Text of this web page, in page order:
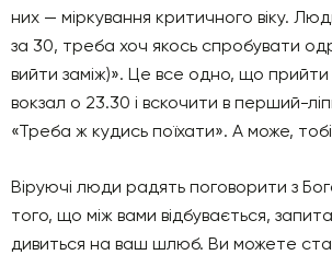
них — міркування критичного віку.
за 30, треба хоч якось спробувати
вийти заміж)». Це все одно, що
вокзал о 23.30 і вскочити в перший-
«Треба ж кудись поїхати». А може,
Віруючі люди радять поговорити з
того, що між вами відбувається,
дивиться на ваш шлюб. Ви можете